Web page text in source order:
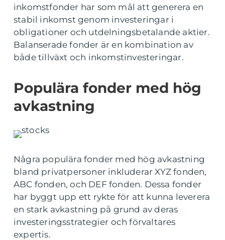
inkomstfonder har som mål att generera en
stabil inkomst genom investeringar i
obligationer och utdelningsbetalande aktier.
Balanserade fonder är en kombination av
både tillväxt och inkomstinvesteringar.
Populära fonder med hög
avkastning
Några populära fonder med hög avkastning
bland privatpersoner inkluderar XYZ fonden,
ABC fonden, och DEF fonden. Dessa fonder
har byggt upp ett rykte för att kunna leverera
en stark avkastning på grund av deras
investeringsstrategier och förvaltares
expertis.